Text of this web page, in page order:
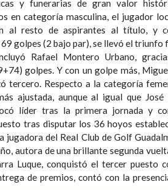
y funerarias de gran valor
en categoría masculina, el jugador
al resto de aspirantes al título, y
golpes (2 bajo par), se llevó el triunfo
Rafael Montero Urbano,
golpes. Y con un golpe más,
femenina, la
ajustada, aunque al igual que José
líder tras la primera jornada y
tras disputar los 36 hoyos
jugadora del Real Club de Golf
autora de una brillante segunda
Luque, conquistó el tercer puesto